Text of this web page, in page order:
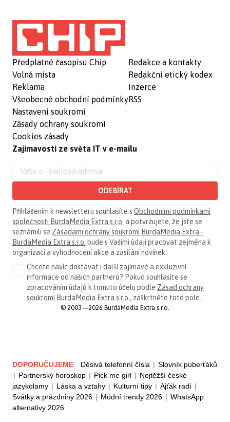
Předplatné časopisu Chip
Volná místa
Reklama
Všeobecné obchodní podmínky
Nastavení soukromí
Zásady ochrany soukromí
Cookies zásady
Redakce a kontakty
Redakční etický kodex
Inzerce
RSS
Zajímavosti ze světa IT v e-mailu
ODEBÍRAT
Přihlášením k newsletteru souhlasíte s Obchodními podmínkami
společnosti BurdaMedia Extra s.r.o. a potvrzujete, že jste se
seznámili se Zásadami ochrany soukromí BurdaMedia Extra -
BurdaMedia Extra s.r.o. bude s Vašimi údaji pracovat zejména k
organizaci a vyhodnocení akce a zasílání novinek.
Chcete navíc dostávat i další zajímavé a exkluzivní
informace od našich partnerů? Pokud souhlasíte se
zpracováním údajů k tomuto účelu podle Zásad ochrany
soukromí BurdaMedia Extra s.r.o. , zaškrtněte toto pole.
© 2003—2026 BurdaMedia Extra s.r.o.
DOPORUČUJEME Děsivá telefonní čísla | Slovník puberťáků
| Partnerský horoskop | Pick me girl | Nejtěžší české
jazykolamy | Láska a vztahy | Kulturní tipy | Ajťák radí |
Svátky a prázdniny 2026 | Módní trendy 2026 | WhatsApp
alternativy 2026